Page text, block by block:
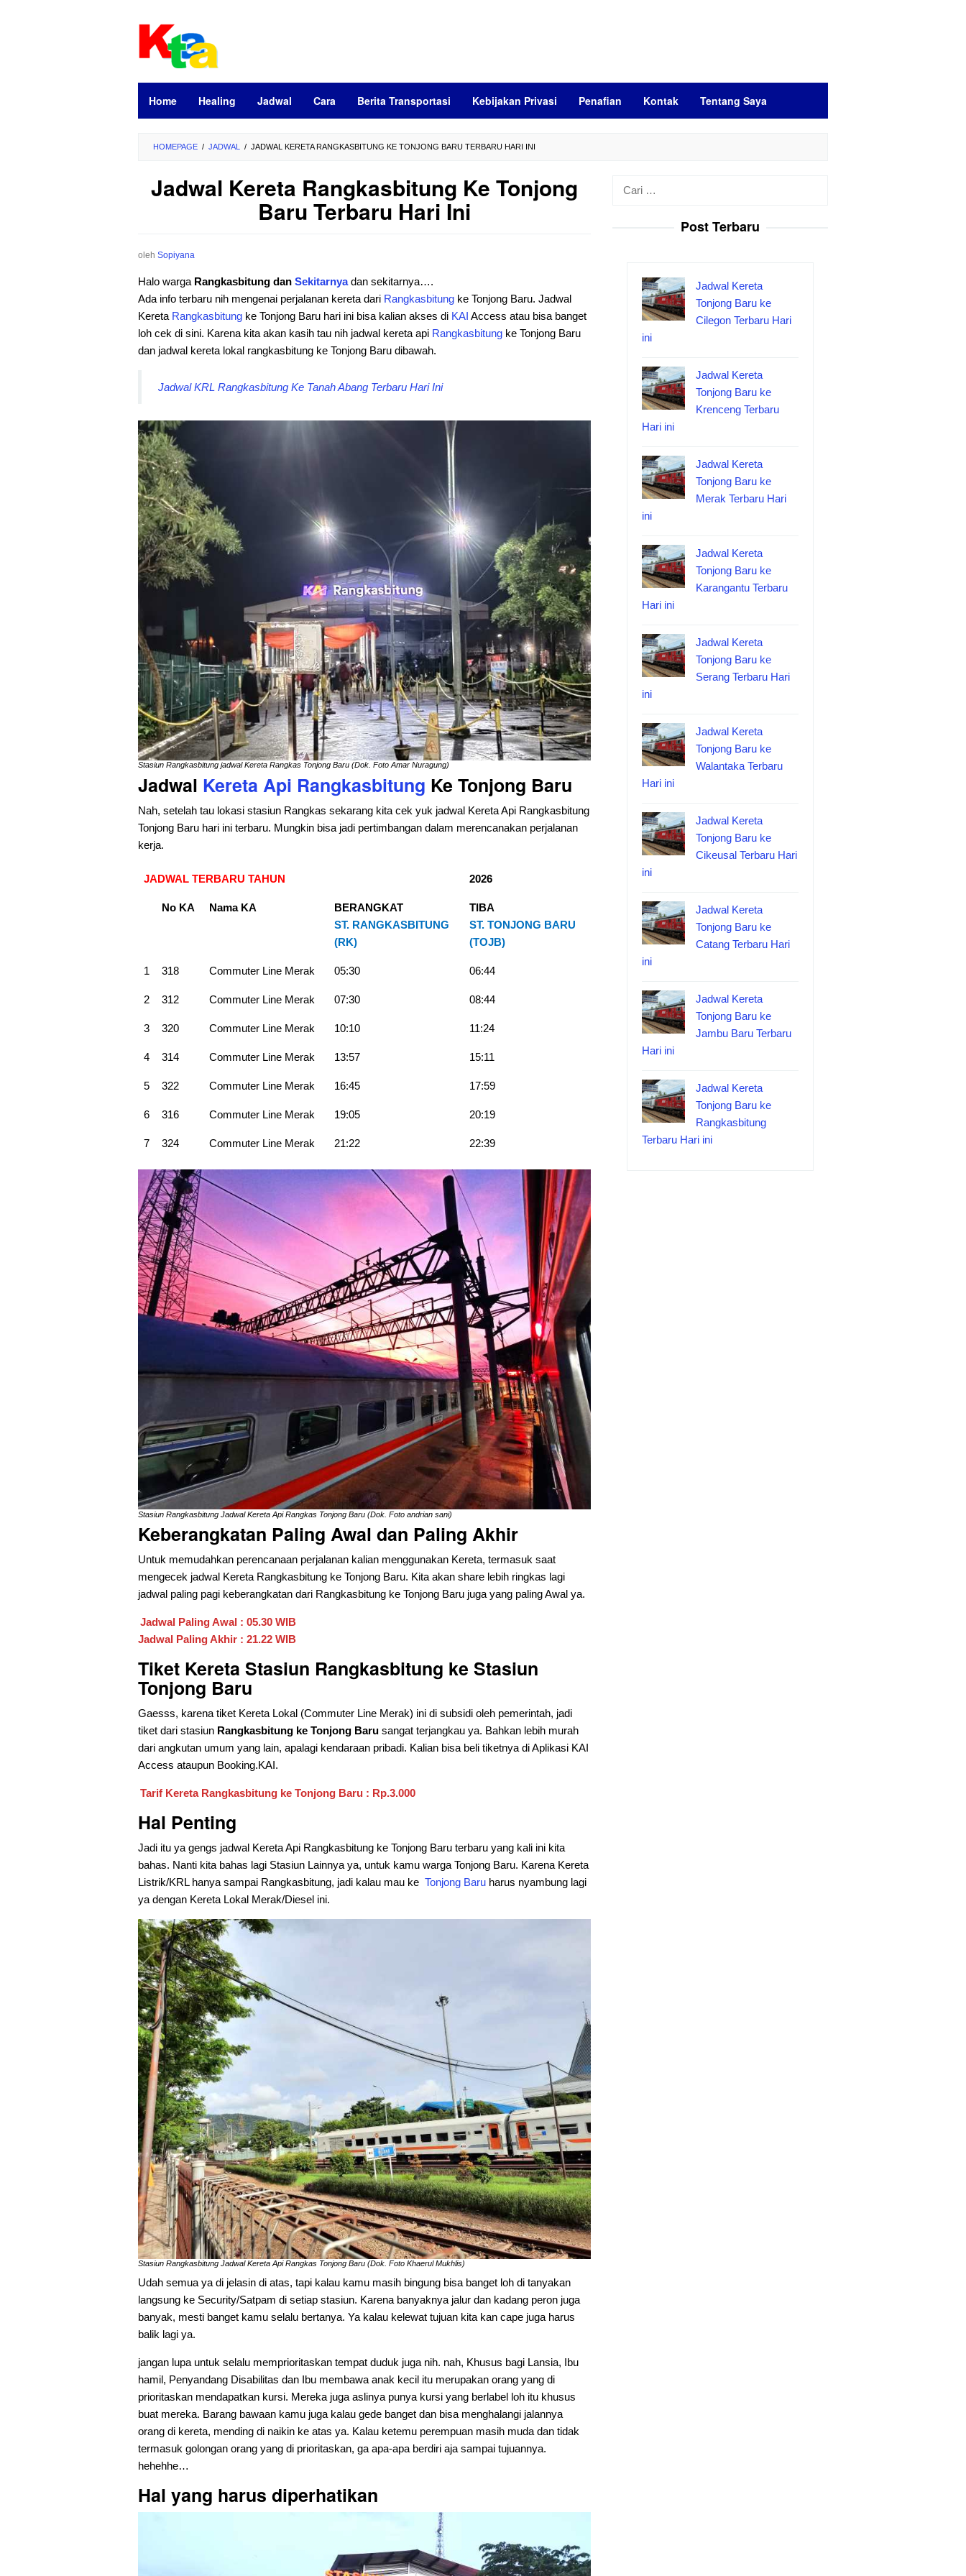
Home Healing Jadwal Cara Berita Transportasi Kebijakan Privasi Penafian Kontak Tentang Saya
HOMEPAGE / JADWAL / JADWAL KERETA RANGKASBITUNG KE TONJONG BARU TERBARU HARI INI
Jadwal Kereta Rangkasbitung Ke Tonjong
Baru Terbaru Hari Ini
oleh Sopiyana
Halo warga Rangkasbitung dan Sekitarnya dan sekitarnya….
Ada info terbaru nih mengenai perjalanan kereta dari Rangkasbitung ke Tonjong Baru. Jadwal
Kereta Rangkasbitung ke Tonjong Baru hari ini bisa kalian akses di KAI Access atau bisa banget
loh cek di sini. Karena kita akan kasih tau nih jadwal kereta api Rangkasbitung ke Tonjong Baru
dan jadwal kereta lokal rangkasbitung ke Tonjong Baru dibawah.
Jadwal KRL Rangkasbitung Ke Tanah Abang Terbaru Hari Ini
Stasiun Rangkasbitung jadwal Kereta Rangkas Tonjong Baru (Dok. Foto Amar Nuragung)
Jadwal Kereta Api Rangkasbitung Ke Tonjong Baru
Nah, setelah tau lokasi stasiun Rangkas sekarang kita cek yuk jadwal Kereta Api Rangkasbitung
Tonjong Baru hari ini terbaru. Mungkin bisa jadi pertimbangan dalam merencanakan perjalanan
kerja.
JADWAL TERBARU TAHUN 2026
No KA Nama KA
BERANGKAT
ST. RANGKASBITUNG
(RK)
TIBA
ST. TONJONG BARU
(TOJB)
1 318 Commuter Line Merak 05:30 06:44
2 312 Commuter Line Merak 07:30 08:44
3 320 Commuter Line Merak 10:10 11:24
4 314 Commuter Line Merak 13:57 15:11
5 322 Commuter Line Merak 16:45 17:59
6 316 Commuter Line Merak 19:05 20:19
7 324 Commuter Line Merak 21:22 22:39
Stasiun Rangkasbitung Jadwal Kereta Api Rangkas Tonjong Baru (Dok. Foto andrian sani)
Keberangkatan Paling Awal dan Paling Akhir
Untuk memudahkan perencanaan perjalanan kalian menggunakan Kereta, termasuk saat
mengecek jadwal Kereta Rangkasbitung ke Tonjong Baru. Kita akan share lebih ringkas lagi
jadwal paling pagi keberangkatan dari Rangkasbitung ke Tonjong Baru juga yang paling Awal ya.
Jadwal Paling Awal : 05.30 WIB
Jadwal Paling Akhir : 21.22 WIB
Tiket Kereta Stasiun Rangkasbitung ke Stasiun
Tonjong Baru
Gaesss, karena tiket Kereta Lokal (Commuter Line Merak) ini di subsidi oleh pemerintah, jadi
tiket dari stasiun Rangkasbitung ke Tonjong Baru sangat terjangkau ya. Bahkan lebih murah
dari angkutan umum yang lain, apalagi kendaraan pribadi. Kalian bisa beli tiketnya di Aplikasi KAI
Access ataupun Booking.KAI.
Tarif Kereta Rangkasbitung ke Tonjong Baru : Rp.3.000
Hal Penting
Jadi itu ya gengs jadwal Kereta Api Rangkasbitung ke Tonjong Baru terbaru yang kali ini kita
bahas. Nanti kita bahas lagi Stasiun Lainnya ya, untuk kamu warga Tonjong Baru. Karena Kereta
Listrik/KRL hanya sampai Rangkasbitung, jadi kalau mau ke Tonjong Baru harus nyambung lagi
ya dengan Kereta Lokal Merak/Diesel ini.
Stasiun Rangkasbitung Jadwal Kereta Api Rangkas Tonjong Baru (Dok. Foto Khaerul Mukhlis)
Udah semua ya di jelasin di atas, tapi kalau kamu masih bingung bisa banget loh di tanyakan
langsung ke Security/Satpam di setiap stasiun. Karena banyaknya jalur dan kadang peron juga
banyak, mesti banget kamu selalu bertanya. Ya kalau kelewat tujuan kita kan cape juga harus
balik lagi ya.
jangan lupa untuk selalu memprioritaskan tempat duduk juga nih. nah, Khusus bagi Lansia, Ibu
hamil, Penyandang Disabilitas dan Ibu membawa anak kecil itu merupakan orang yang di
prioritaskan mendapatkan kursi. Mereka juga aslinya punya kursi yang berlabel loh itu khusus
buat mereka. Barang bawaan kamu juga kalau gede banget dan bisa menghalangi jalannya
orang di kereta, mending di naikin ke atas ya. Kalau ketemu perempuan masih muda dan tidak
termasuk golongan orang yang di prioritaskan, ga apa-apa berdiri aja sampai tujuannya.
hehehhe…
Hal yang harus diperhatikan
Post Terbaru
Jadwal Kereta
Tonjong Baru ke
Cilegon Terbaru Hari
ini
Jadwal Kereta
Tonjong Baru ke
Krenceng Terbaru
Hari ini
Jadwal Kereta
Tonjong Baru ke
Merak Terbaru Hari
ini
Jadwal Kereta
Tonjong Baru ke
Karangantu Terbaru
Hari ini
Jadwal Kereta
Tonjong Baru ke
Serang Terbaru Hari
ini
Jadwal Kereta
Tonjong Baru ke
Walantaka Terbaru
Hari ini
Jadwal Kereta
Tonjong Baru ke
Cikeusal Terbaru Hari
ini
Jadwal Kereta
Tonjong Baru ke
Catang Terbaru Hari
ini
Jadwal Kereta
Tonjong Baru ke
Jambu Baru Terbaru
Hari ini
Jadwal Kereta
Tonjong Baru ke
Rangkasbitung
Terbaru Hari ini